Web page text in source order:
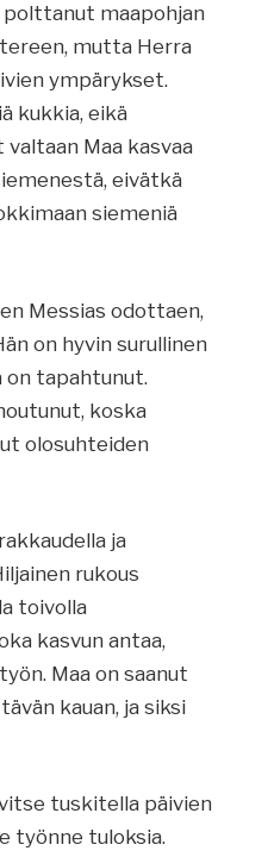
polttanut maapohjan
mutta Herra
ympärykset.
kukkia, eikä
Maa kasvaa
eivätkä
siemeniä
Messias odottaen,
on hyvin surullinen
on tapahtunut.
koska
olosuhteiden
ja
rukous
toivolla
kasvun antaa,
Maa on saanut
kauan, ja siksi
tuskitella päivien
työnne tuloksia.